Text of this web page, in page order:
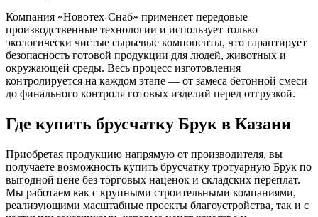
Компания «Новотех-Снаб» применяет передовые
производственные технологии и использует только
экологически чистые сырьевые компоненты, что гарантирует
безопасность готовой продукции для людей, животных и
окружающей среды. Весь процесс изготовления
контролируется на каждом этапе — от замеса бетонной смеси
до финального контроля готовых изделий перед отгрузкой.
Где купить брусчатку Брук в Казани
Приобретая продукцию напрямую от производителя, вы
получаете возможность купить брусчатку тротуарную Брук по
выгодной цене без торговых наценок и складских переплат.
Мы работаем как с крупными строительными компаниями,
реализующими масштабные проекты благоустройства, так и с